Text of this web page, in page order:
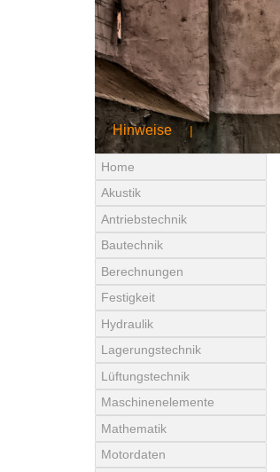
Hinweise |
Home
Akustik
Antriebstechnik
Bautechnik
Berechnungen
Festigkeit
Hydraulik
Lagerungstechnik
Lüftungstechnik
Maschinenelemente
Mathematik
Motordaten